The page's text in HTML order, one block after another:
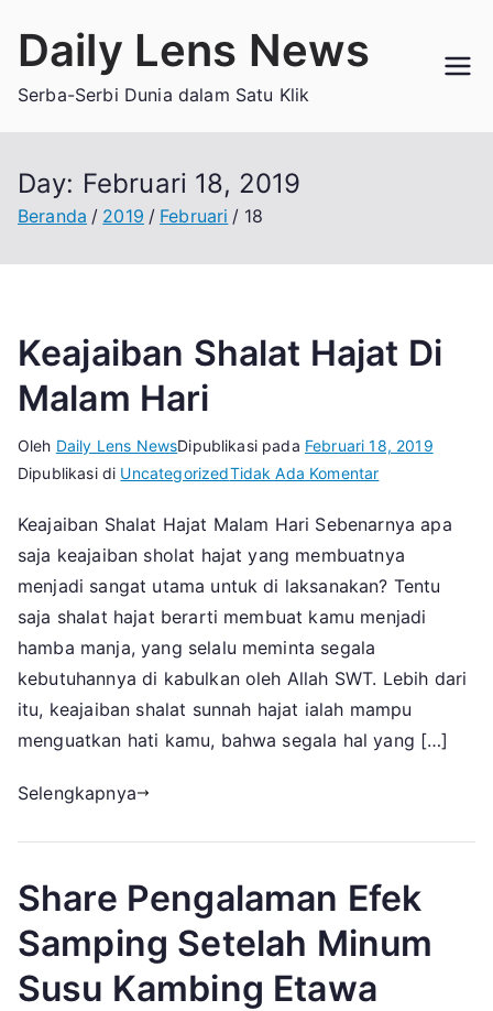
Daily Lens News
Serba-Serbi Dunia dalam Satu Klik
Day: Februari 18, 2019
Beranda 2019 Februari 18
Keajaiban Shalat Hajat Di
Malam Hari
Oleh Daily Lens NewsDipublikasi pada Februari 18, 2019
Dipublikasi di UncategorizedTidak Ada Komentarpada
Shalat
Hajat
Di
Malam
Keajaiban Shalat Hajat Malam Hari Sebenarnya apa
saja keajaiban sholat hajat yang membuatnya
menjadi sangat utama untuk di laksanakan? Tentu
saja shalat hajat berarti membuat kamu menjadi
hamba manja, yang selalu meminta segala
kebutuhannya di kabulkan oleh Allah SWT. Lebih dari
itu, keajaiban shalat sunnah hajat ialah mampu
menguatkan hati kamu, bahwa segala hal yang […]
Selengkapnya
Share Pengalaman Efek
Samping Setelah Minum
Susu Kambing Etawa